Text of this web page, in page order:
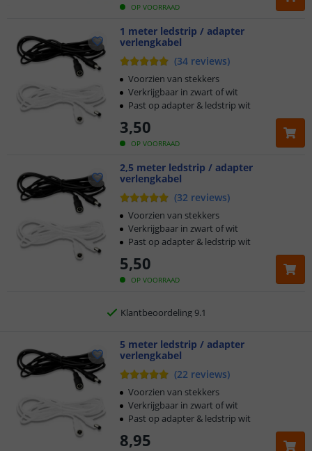
OP VOORRAAD
1 meter ledstrip / adapter
verlengkabel
(34 reviews)
OP VOORRAAD
3,50
Voorzien van stekkers
Verkrijgbaar in zwart of wit
Past op adapter & ledstrip wit
2,5 meter ledstrip / adapter
verlengkabel
(32 reviews)
OP VOORRAAD
5,50
Voorzien van stekkers
Verkrijgbaar in zwart of wit
Past op adapter & ledstrip wit
Klantbeoordeling 9.1
Voor 23:45 uur besteld,morgen in huis
5 jaar garantie
Gratis verzending vanaf € 20,-
Klantbeoordeling 9.1
Voor 23:45 uur besteld,morgen in huis
5 meter ledstrip / adapter
verlengkabel
(22 reviews)
8,95
Voorzien van stekkers
Verkrijgbaar in zwart of wit
Past op adapter & ledstrip wit